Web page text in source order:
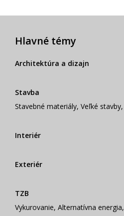
Hlavné témy
Architektúra a dizajn
Stavba
Stavebné materiály, Veľké stavby,
Interiér
Exteriér
TZB
Vykurovanie, Alternatívna energia,